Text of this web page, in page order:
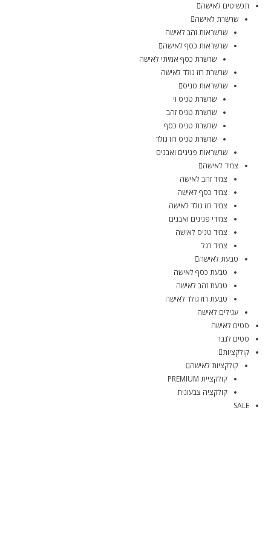
תכשיטים לאישה
שרשרת לאישה
שרשראות זהב לאישה
שרשראות כסף לאישה
שרשרת כסף אמיתי לאישה
שרשרת רוז גולד לאישה
שרשראות טניס
שרשרת טניס וי
שרשרת טניס זהב
שרשרת טניס כסף
שרשרת טניס רוז גולד
שרשראות פנינים ואבנים
צמיד לאישה
צמיד זהב לאישה
צמיד כסף לאישה
צמיד רוז גולד לאישה
צמידי פנינים ואבנים
צמיד טניס לאישה
צמיד רגל
טבעת לאישה
טבעת כסף לאישה
טבעת זהב לאישה
טבעת רוז גולד לאישה
עגילים לאישה
סטים לאישה
סטים לגבר
קולקציות
קולקציות לאישה
קולקציית PREMIUM
קולקציה צבעונית
SALE